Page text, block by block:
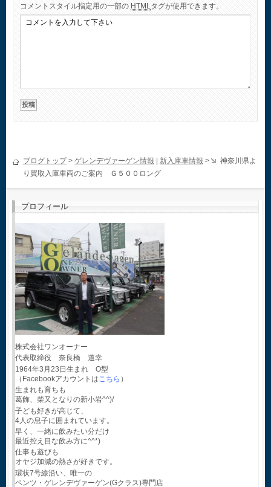
コメント スタイル指定用の一部の HTMLタグが使用できます。
ブログトップ> ゲレンデヴァーゲン情報 新入庫車情報 >
神奈川県よ
り買取入庫車両のご案内 Ｇ５００ロング
プロフィール
株式会社ワンオーナー
代表取締役 奈良橋 道幸
1964年3月23日生まれ O型
（Facebookアカウントはこちら ）
生まれも育ちも
葛飾、柴又となりの新小岩^^)/
子ども好きが高じて、
4人の息子に囲まれています。
早く、一緒に飲みたい分だけ
最近控え目な飲み方に^^*)
仕事も遊びも
オヤジ加減の熱さが好きです。
環状7号線沿い、唯一の
ベンツ・ゲレンデヴァーゲン(Gクラス)専門店